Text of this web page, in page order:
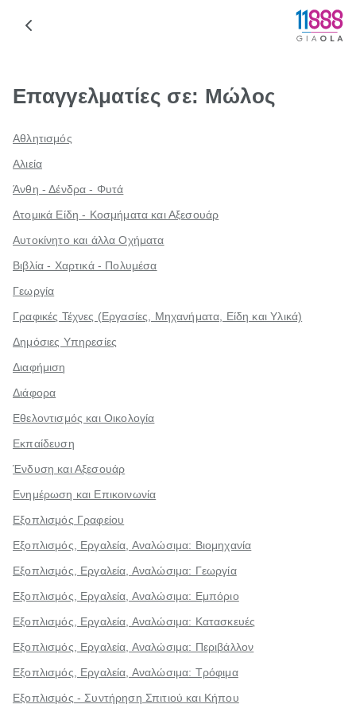
Επαγγελματίες σε: Μώλος
Αθλητισμός
Αλιεία
Άνθη - Δένδρα - Φυτά
Ατομικά Είδη - Κοσμήματα και Αξεσουάρ
Αυτοκίνητο και άλλα Οχήματα
Βιβλία - Χαρτικά - Πολυμέσα
Γεωργία
Γραφικές Τέχνες (Εργασίες, Μηχανήματα, Είδη και Υλικά)
Δημόσιες Υπηρεσίες
Διαφήμιση
Διάφορα
Εθελοντισμός και Οικολογία
Εκπαίδευση
Ένδυση και Αξεσουάρ
Ενημέρωση και Επικοινωνία
Εξοπλισμός Γραφείου
Εξοπλισμός, Εργαλεία, Αναλώσιμα: Βιομηχανία
Εξοπλισμός, Εργαλεία, Αναλώσιμα: Γεωργία
Εξοπλισμός, Εργαλεία, Αναλώσιμα: Εμπόριο
Εξοπλισμός, Εργαλεία, Αναλώσιμα: Κατασκευές
Εξοπλισμός, Εργαλεία, Αναλώσιμα: Περιβάλλον
Εξοπλισμός, Εργαλεία, Αναλώσιμα: Τρόφιμα
Εξοπλισμός - Συντήρηση Σπιτιού και Κήπου